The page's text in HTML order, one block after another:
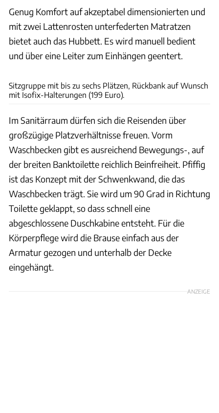
Genug Komfort auf akzeptabel dimensionierten und
mit zwei Lattenrosten unterfederten Matratzen
bietet auch das Hubbett. Es wird manuell bedient
und über eine Leiter zum Einhängen geentert.
Sitzgruppe mit bis zu sechs Plätzen, Rückbank auf Wunsch
mit Isofix-Halterungen (199 Euro).
Im Sanitärraum dürfen sich die Reisenden über
großzügige Platzverhältnisse freuen. Vorm
Waschbecken gibt es ausreichend Bewegungs-, auf
der breiten Banktoilette reichlich Beinfreiheit. Pfiffig
ist das Konzept mit der Schwenkwand, die das
Waschbecken trägt. Sie wird um 90 Grad in Richtung
Toilette geklappt, so dass schnell eine
abgeschlossene Duschkabine entsteht. Für die
Körperpflege wird die Brause einfach aus der
Armatur gezogen und unterhalb der Decke
eingehängt.
ANZEIGE